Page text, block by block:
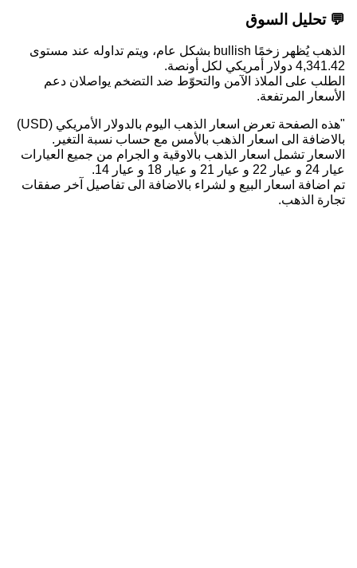
💬 تحليل السوق
الذهب يُظهر زخمًا bullish بشكل عام، ويتم تداوله عند مستوى
4,341.42 دولار أمريكي لكل أونصة.
الطلب على الملاذ الآمن والتحوّط ضد التضخم يواصلان دعم
الأسعار المرتفعة.
"هذه الصفحة تعرض اسعار الذهب اليوم بالدولار الأمريكي (USD)
بالاضافة الى اسعار الذهب بالأمس مع حساب نسبة التغير.
الاسعار تشمل اسعار الذهب بالاوقية و الجرام من جميع العيارات
عيار 24 و عيار 22 و عيار 21 و عيار 18 و عيار 14.
تم اضافة اسعار البيع و لشراء بالاضافة الى تفاصيل آخر صفقات
تجارة الذهب.